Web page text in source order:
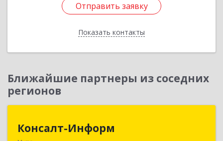
Отправить заявку
Показать контакты
Отправить заявку
Назад
Ближайшие партнеры из соседних
регионов
Консалт-Информ